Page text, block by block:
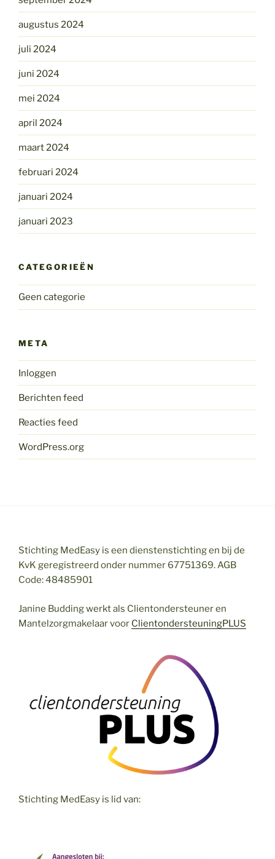
augustus 2024
juli 2024
juni 2024
mei 2024
april 2024
maart 2024
februari 2024
januari 2024
januari 2023
CATEGORIEËN
Geen categorie
META
Inloggen
Berichten feed
Reacties feed
WordPress.org
Stichting MedEasy is een dienstenstichting en bij de
KvK geregistreerd onder nummer 67751369. AGB
Code: 48485901
Janine Budding werkt als Clientondersteuner en
Mantelzorgmakelaar voor ClientondersteuningPLUS
Stichting MedEasy is lid van: